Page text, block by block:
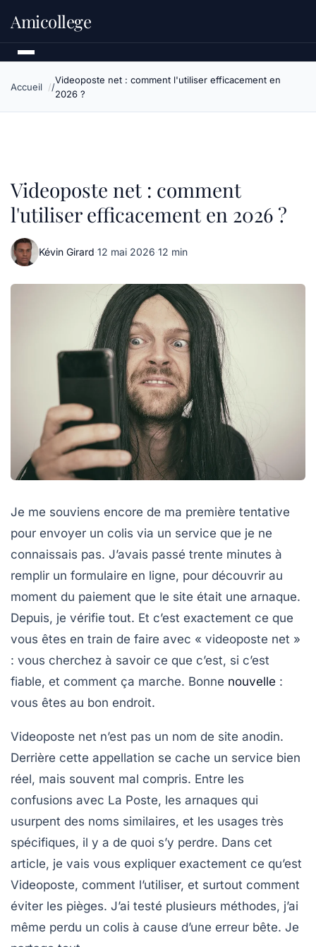
Amicollege
Accueil
Videoposte net : comment l'utiliser efficacement en
2026 ?
Videoposte net : comment
l'utiliser efficacement en 2026 ?
Kévin Girard·12 mai 2026·12 min
Je me souviens encore de ma première tentative
pour envoyer un colis via un service que je ne
connaissais pas. J’avais passé trente minutes à
remplir un formulaire en ligne, pour découvrir au
moment du paiement que le site était une arnaque.
Depuis, je vérifie tout. Et c’est exactement ce que
vous êtes en train de faire avec « videoposte net »
: vous cherchez à savoir ce que c’est, si c’est
fiable, et comment ça marche. Bonne nouvelle :
vous êtes au bon endroit.
Videoposte net n’est pas un nom de site anodin.
Derrière cette appellation se cache un service bien
réel, mais souvent mal compris. Entre les
confusions avec La Poste, les arnaques qui
usurpent des noms similaires, et les usages très
spécifiques, il y a de quoi s’y perdre. Dans cet
article, je vais vous expliquer exactement ce qu’est
Videoposte, comment l’utiliser, et surtout comment
éviter les pièges. J’ai testé plusieurs méthodes, j’ai
même perdu un colis à cause d’une erreur bête. Je